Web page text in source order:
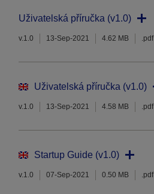
Uživatelská příručka (v1.0)
v.1.0 13-Sep-2021 4.62 MB .pdf
Uživatelská příručka (v1.0)
v.1.0 13-Sep-2021 4.58 MB .pdf
Startup Guide (v1.0)
v.1.0 07-Sep-2021 0.50 MB .pdf